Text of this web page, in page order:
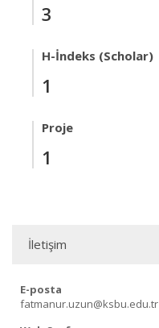
3
H-İndeks (Scholar)
1
Proje
1
İletişim
E-posta
fatmanur.uzun@ksbu.edu.tr